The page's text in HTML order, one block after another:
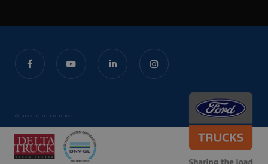
© 2022 FORD TRUCKS